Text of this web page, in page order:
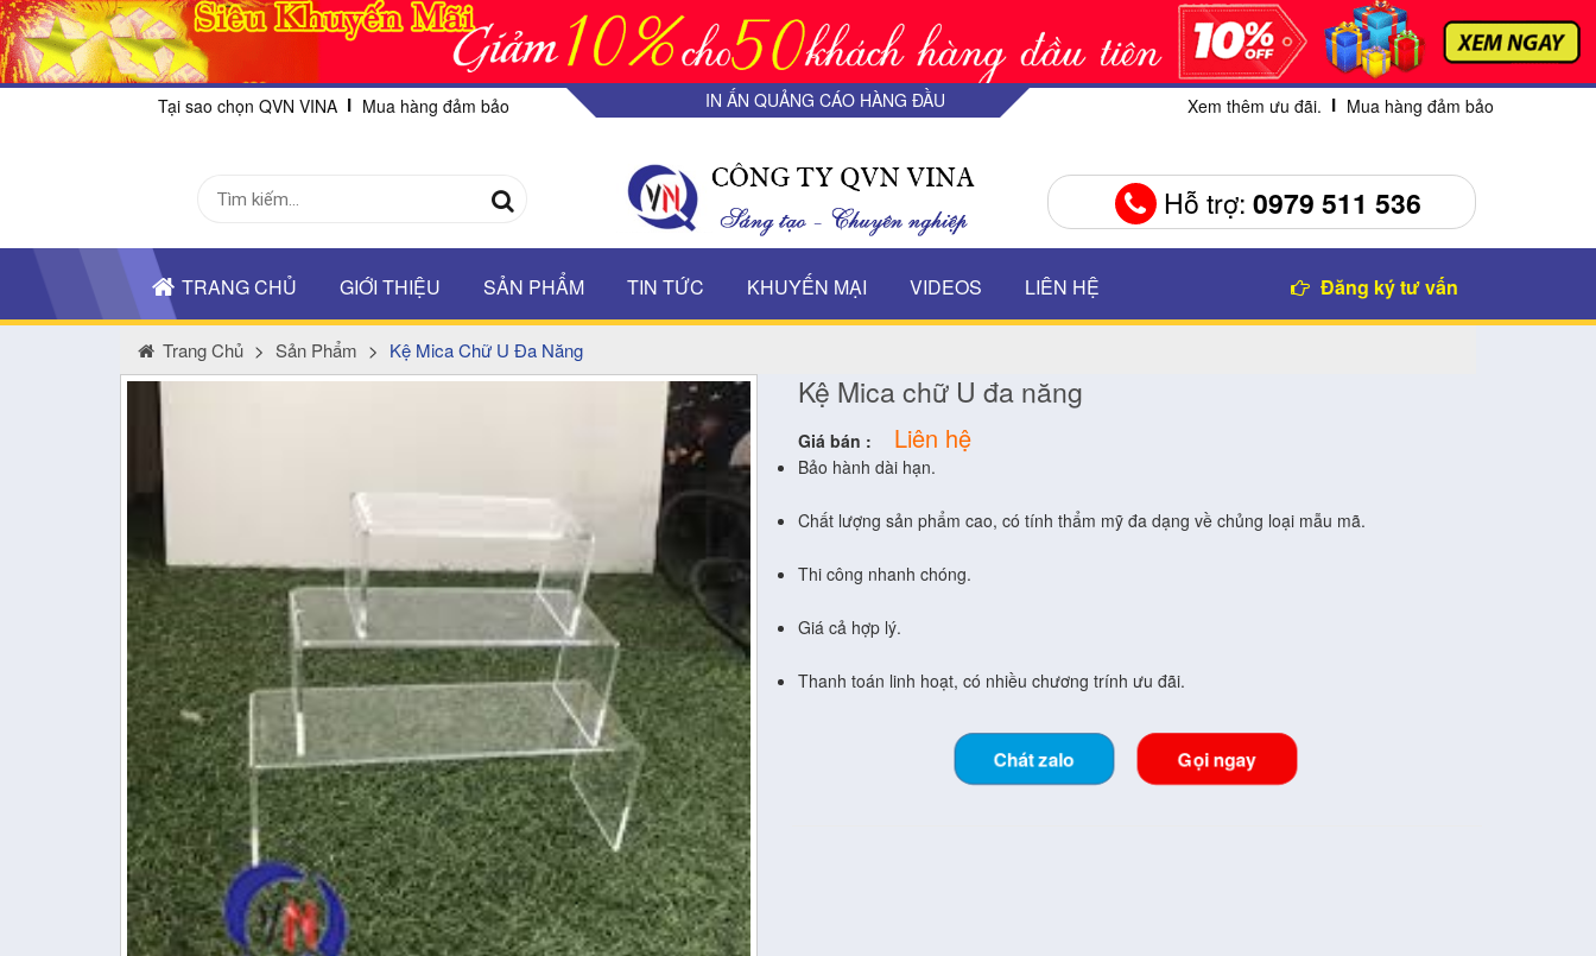
Tại sao chọn QVN VINA Mua hàng đảm bảo IN ẤN QUẢNG CÁO HÀNG ĐẦU Xem thêm ưu đãi. Mua hàng đảm bảo
Hỗ trợ: 0979 511 536
TRANG CHỦ GIỚI THIỆU SẢN PHẨM TIN TỨC KHUYẾN MẠI VIDEOS LIÊN HỆ Đăng ký tư vấn
Trang Chủ > Sản Phẩm > Kệ Mica Chữ U Đa Năng
Kệ Mica chữ U đa năng
Giá bán : Liên hệ
Bảo hành dài hạn.
Chất lượng sản phẩm cao, có tính thẩm mỹ đa dạng về chủng loại mẫu mã.
Thi công nhanh chóng.
Giá cả hợp lý.
Thanh toán linh hoạt, có nhiều chương trính ưu đãi.
Chát zalo Gọi ngay